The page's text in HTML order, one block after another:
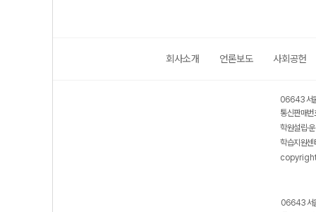
회사소개 언론보도 사회공헌
06643 서
통신판매
학원설립·
학습지원
06643 서